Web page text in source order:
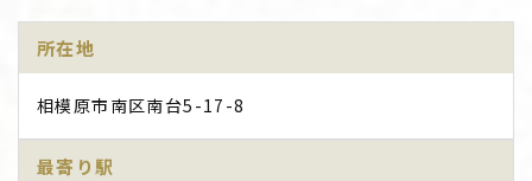
所在地
相模原市南区南台5-17-8
最寄り駅